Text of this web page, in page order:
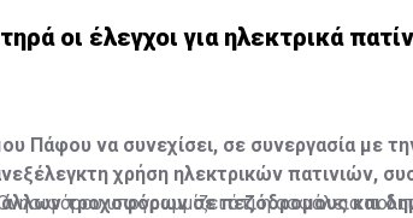
οι έλεγχοι για ηλεκτρικά
Πάφου να συνεχίσει, σε συνεργασία με
χρήση ηλεκτρικών πατινιών,
άλλων τροχοφόρων σε πεζόδρομους και
υπογραμμίζει ότι η ασφάλεια